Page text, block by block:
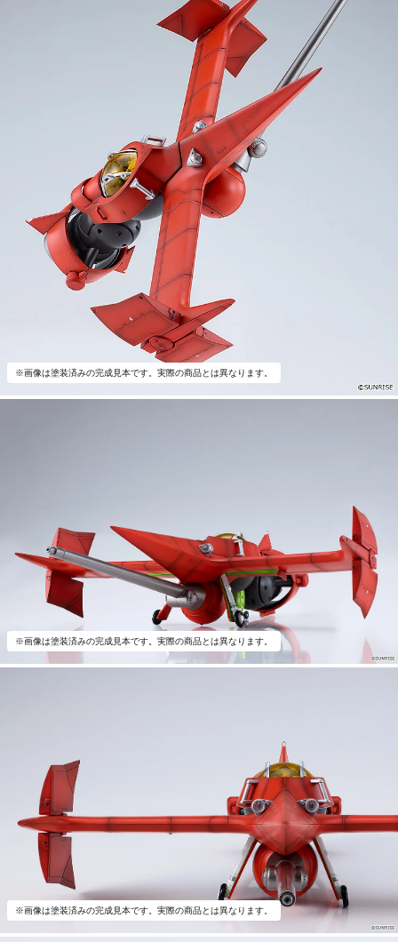
※画像は塗装済みの完成見本です。実際の商品とは異なります。
※画像は塗装済みの完成見本です。実際の商品とは異なります。
※画像は塗装済みの完成見本です。実際の商品とは異なります。